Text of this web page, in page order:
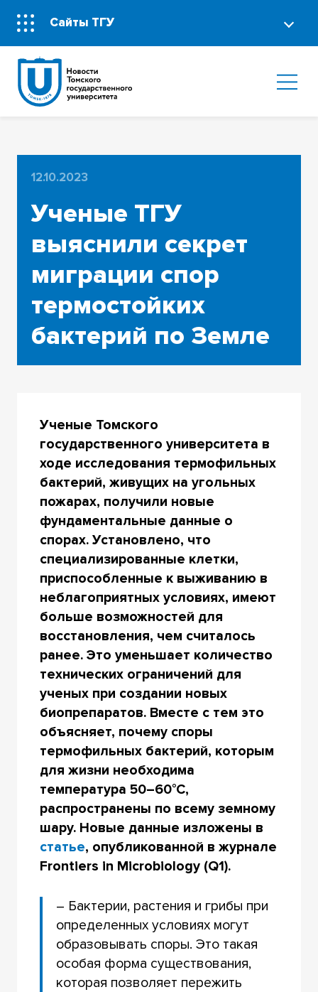
Сайты ТГУ
12.10.2023
Ученые ТГУ
выяснили секрет
миграции спор
термостойких
бактерий по Земле
Ученые Томского
государственного университета в
ходе исследования термофильных
бактерий, живущих на угольных
пожарах, получили новые
фундаментальные данные о
спорах. Установлено, что
специализированные клетки,
приспособленные к выживанию в
неблагоприятных условиях, имеют
больше возможностей для
восстановления, чем считалось
ранее. Это уменьшает количество
технических ограничений для
ученых при создании новых
биопрепаратов. Вместе с тем это
объясняет, почему споры
термофильных бактерий, которым
для жизни необходима
температура 50–60°С,
распространены по всему земному
шару. Новые данные изложены в
статье, опубликованной в журнале
Frontiers in Microbiology (Q1).
– Бактерии, растения и грибы при
определенных условиях могут
образовывать споры. Это такая
особая форма существования,
которая позволяет пережить